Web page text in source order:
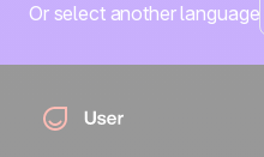
Or select another language
Reuniones
Nunca
reunión.